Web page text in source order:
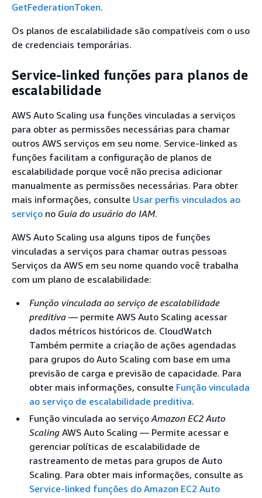
GetFederationToken.
Os planos de escalabilidade são compatíveis com o uso
de credenciais temporárias.
Service-linked funções para planos de
escalabilidade
AWS Auto Scaling usa funções vinculadas a serviços
para obter as permissões necessárias para chamar
outros AWS serviços em seu nome. Service-linked as
funções facilitam a configuração de planos de
escalabilidade porque você não precisa adicionar
manualmente as permissões necessárias. Para obter
mais informações, consulte Usar perfis vinculados ao
serviço no Guia do usuário do IAM.
AWS Auto Scaling usa alguns tipos de funções
vinculadas a serviços para chamar outras pessoas
Serviços da AWS em seu nome quando você trabalha
com um plano de escalabilidade:
Função vinculada ao serviço de escalabilidade
preditiva — permite AWS Auto Scaling acessar
dados métricos históricos de. CloudWatch
Também permite a criação de ações agendadas
para grupos do Auto Scaling com base em uma
previsão de carga e previsão de capacidade. Para
obter mais informações, consulte Função vinculada
ao serviço de escalabilidade preditiva.
Função vinculada ao serviço Amazon EC2 Auto
Scaling AWS Auto Scaling — Permite acessar e
gerenciar políticas de escalabilidade de
rastreamento de metas para grupos de Auto
Scaling. Para obter mais informações, consulte as
Service-linked funções do Amazon EC2 Auto